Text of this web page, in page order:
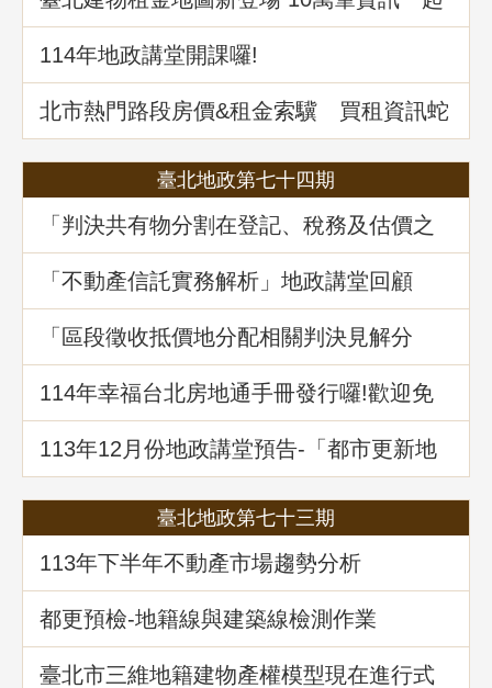
升級
114年地政講堂開課囉!
北市熱門路段房價&租金索驥 買租資訊蛇
麼都有
臺北地政第七十四期
「判決共有物分割在登記、稅務及估價之
爭議問題」地政講堂回顧
「不動產信託實務解析」地政講堂回顧
「區段徵收抵價地分配相關判決見解分
析」地政講堂回顧
114年幸福台北房地通手冊發行囉!歡迎免
費索取!
113年12月份地政講堂預告-「都市更新地
籍整理全攻略」
臺北地政第七十三期
113年下半年不動產市場趨勢分析
都更預檢-地籍線與建築線檢測作業
臺北市三維地籍建物產權模型現在進行式